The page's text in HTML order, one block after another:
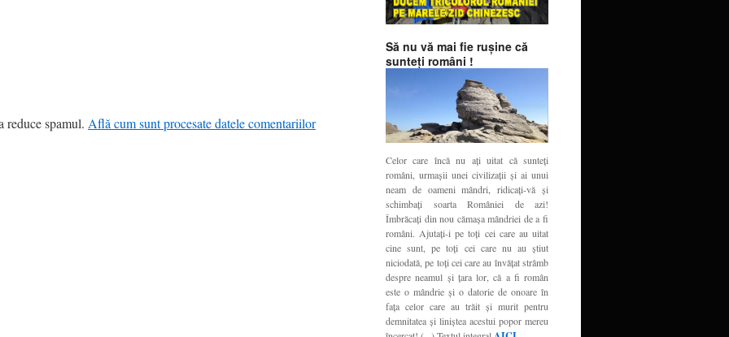
reduce spamul. Află cum sunt procesate datele comentariilor
Să nu vă mai fie ruşine că
sunteţi români !
Celor care încă nu aţi uitat că sunteţi
români, urmaşii unei civilizaţii şi ai unui
neam de oameni mândri, ridicaţi-vă şi
schimbaţi soarta României de azi!
Îmbrăcaţi din nou cămaşa mândriei de a fi
români. Ajutaţi-i pe toţi cei care au uitat
cine sunt, pe toţi cei care nu au ştiut
niciodată, pe toţi cei care au învăţat strâmb
despre neamul şi ţara lor, că a fi român
este o mândrie şi o datorie de onoare în
faţa celor care au trăit şi murit pentru
demnitatea şi liniştea acestui popor mereu